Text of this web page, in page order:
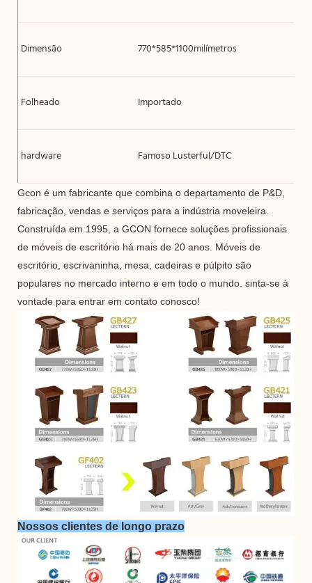
Dimensão 770*585*1100milímetros
Folheado Importado
hardware Famoso Lusterful/DTC
Gcon é um fabricante que combina o departamento de P&D,
fabricação, vendas e serviços para a indústria moveleira.
Construída em 1995, a GCON fornece soluções profissionais
de móveis de escritório há mais de 20 anos. Móveis de
escritório, escrivaninha, mesa, cadeiras e púlpito são
populares no mercado interno e em todo o mundo. sinta-se à
vontade para entrar em contato conosco!
Nossos clientes de longo prazo